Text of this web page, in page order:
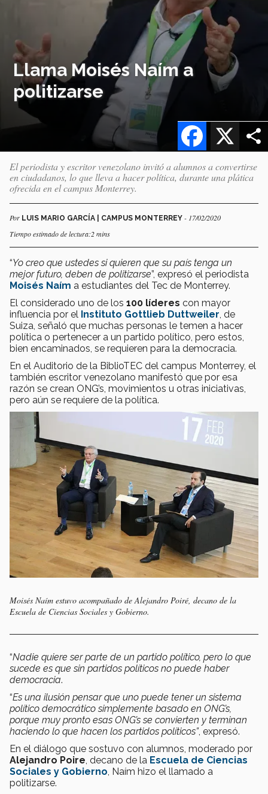
Llama Moisés Naím a
politizarse
X
Facebook
El periodista y escritor venezolano invitó a alumnos a convertirse
en ciudadanos, lo que lleva a hacer política, durante una plática
ofrecida en el campus Monterrey.
Por LUIS MARIO GARCÍA | CAMPUS MONTERREY - 17/02/2020
Tiempo estimado de lectura:2 mins
“Yo creo que ustedes si quieren que su país tenga un
mejor futuro, deben de politizarse”, expresó el periodista
Moisés Naím a estudiantes del Tec de Monterrey.
El considerado uno de los 100 líderes con mayor
influencia por el Instituto Gottlieb Duttweiler , de
Suiza, señaló que muchas personas le temen a hacer
política o pertenecer a un partido político, pero estos,
bien encaminados, se requieren para la democracia.
En el Auditorio de la BiblioTEC del campus Monterrey, el
también escritor venezolano manifestó que por esa
razón se crean ONG’s, movimientos u otras iniciativas,
pero aún se requiere de la política.
Moisés Naím estuvo acompañado de Alejandro Poiré, decano de la
Escuela de Ciencias Sociales y Gobierno.
“Nadie quiere ser parte de un partido político, pero lo que
sucede es que sin partidos políticos no puede haber
democracia.
“Es una ilusión pensar que uno puede tener un sistema
político democrático simplemente basado en ONG’s,
porque muy pronto esas ONG’s se convierten y terminan
haciendo lo que hacen los partidos políticos”, expresó.
En el diálogo que sostuvo con alumnos, moderado por
Alejandro Poire, decano de la Escuela de Ciencias
Sociales y Gobierno, Naím hizo el llamado a
politizarse.